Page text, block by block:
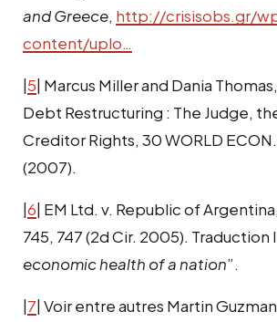
and Greece, http://crisisobs.gr/
content/uplo…
|5| Marcus Miller and Dania
Debt Restructuring : The Judge,
Creditor Rights, 30 WORLD ECON.
(2007).
|6| EM Ltd. v. Republic of Argentina,
745, 747 (2d Cir. 2005). Traduction
economic health of a nation”.
|7| Voir entre autres Martin